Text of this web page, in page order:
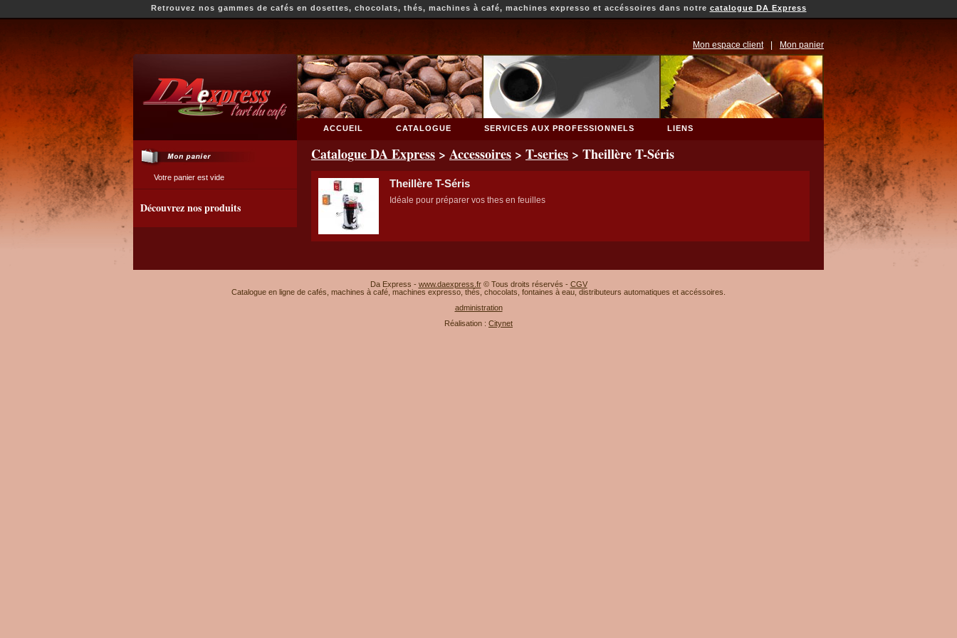
Retrouvez nos gammes de cafés en dosettes, chocolats, thés, machines à café, machines expresso et accéssoires dans notre catalogue DA Express
ACCUEIL CATALOGUE SERVICES AUX PROFESSIONNELS
LIENS
Mon espace client Mon panier
Votre panier est vide
Découvrez nos produits
Catalogue DA Express > Accessoires > T-series > Theillère T-Séris
Theillère T-Séris
Idéale pour préparer vos thes en feuilles
Da Express - www.daexpress.fr© Tous droits réservés - CGV
Catalogue en ligne de cafés, machines à café, machines expresso, thés, chocolats, fontaines à eau, distributeurs automatiques et accéssoires.
administration
Réalisation : Citynet